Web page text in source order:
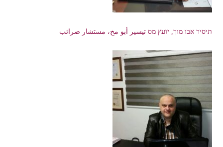
תיסיר אבו מוך, יועץ מס تيسير أبو مخ، مستشار ضرائب